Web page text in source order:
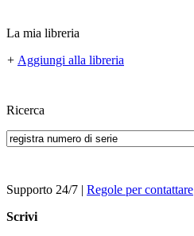
La mia libreria
+ Aggiungi alla libreria
Ricerca
Supporto 24/7 | Regole per contattare
Scrivi